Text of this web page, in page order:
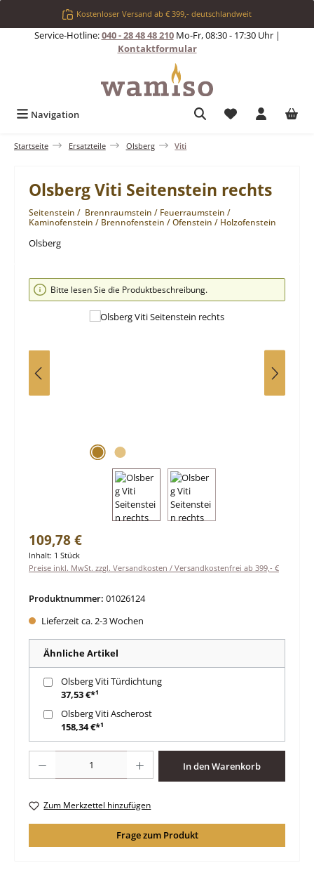
Zum Hauptinhalt springenKostenloser Versand ab € 399,- deutschlandweit
Service-Hotline:040 - 28 48 48 210Mo-Fr, 08:30 - 17:30 Uhr |
Kontaktformular
Navigation Du hast 0
Startseite Ersatzteile Olsberg Viti
Olsberg Viti Seitenstein rechts
Seitenstein / Brennraumstein / Feuerraumstein /
Kaminofenstein / Brennofenstein / Ofenstein / Holzofenstein
Olsberg
Bildergalerie überspringen
Bitte lesen Sie die Produktbeschreibung.
Regulärer Preis:
109,78 €
Inhalt: 1 Stück
Preise inkl. MwSt. zzgl. Versandkosten / Versandkostenfrei ab 399,- €
Produktnummer: 01026124
Lieferzeit ca. 2-3 Wochen
Ähnliche Artikel
Olsberg Viti Türdichtung
37,53 €*¹
Olsberg Viti Ascherost
158,34 €*¹
In den Warenkorb
Zum Merkzettel hinzufügen
Frage zum Produkt